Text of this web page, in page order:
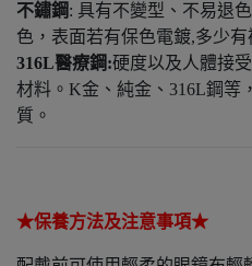
不鏽鋼: 具有不變型、不易退
色，表面若有保色電鍍,多少有
316L醫療鋼:硬度以及人體接
材料。K金、純金、316L鋼等
質。
★保養方法及注意事項★